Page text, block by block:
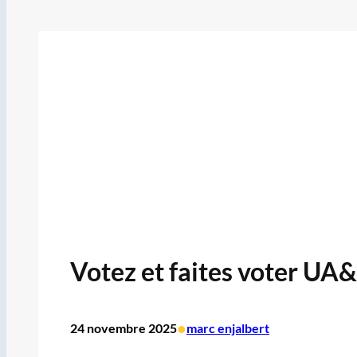
Votez et faites voter
24 novembre 2025•marc enjalbert